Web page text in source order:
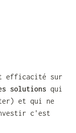
efficacité sur
solutions qui
et qui ne
c'est